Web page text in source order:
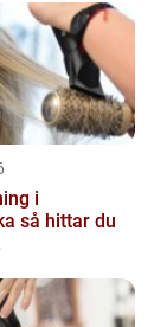
i
du